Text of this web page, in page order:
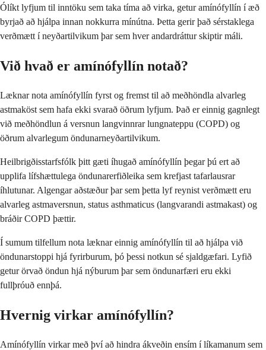
Ólíkt lyfjum til inntöku sem taka tíma að virka, getur amínófyllín í æð
byrjað að hjálpa innan nokkurra mínútna. Þetta gerir það sérstaklega
verðmætt í neyðartilvikum þar sem hver andardráttur skiptir máli.
Við hvað er amínófyllín notað?
Læknar nota amínófyllín fyrst og fremst til að meðhöndla alvarleg
astmaköst sem hafa ekki svarað öðrum lyfjum. Það er einnig gagnlegt
við meðhöndlun á versnun langvinnrar lungnateppu (COPD) og
öðrum alvarlegum öndunarneyðartilvikum.
Heilbrigðisstarfsfólk þitt gæti íhugað amínófyllín þegar þú ert að
upplifa lífshættulega öndunarerfiðleika sem krefjast tafarlausrar
íhlutunar. Algengar aðstæður þar sem þetta lyf reynist verðmætt eru
alvarleg astmaversnun, status asthmaticus (langvarandi astmakast) og
bráðir COPD þættir.
Í sumum tilfellum nota læknar einnig amínófyllín til að hjálpa við
öndunarstoppi hjá fyrirburum, þó þessi notkun sé sjaldgæfari. Lyfið
getur örvað öndun hjá nýburum þar sem öndunarfæri eru ekki
fullþróuð ennþá.
Hvernig virkar amínófyllín?
Amínófyllín virkar með því að hindra ákveðin ensím í líkamanum sem